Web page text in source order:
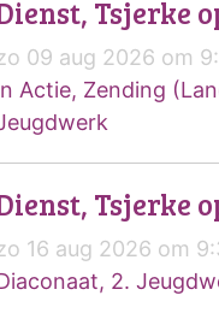
Tsjerke
09 aug 2026 om
Actie, Zending
Tsjerke
16 aug 2026 om
2.